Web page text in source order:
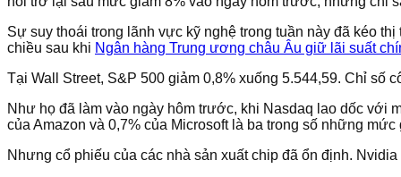
Sự suy thoái trong lãnh vực kỹ nghệ trong tuần này đã kéo
chiều sau khi Ngân hàng Trung ương châu Âu giữ lãi suất
Tại Wall Street, S&P 500 giảm 0,8% xuống 5.544,59. Chỉ số
Như họ đã làm vào ngày hôm trước, khi Nasdaq lao dốc với
của Amazon và 0,7% của Microsoft là ba trong số những
Nhưng cổ phiếu của các nhà sản xuất chip đã ổn định.